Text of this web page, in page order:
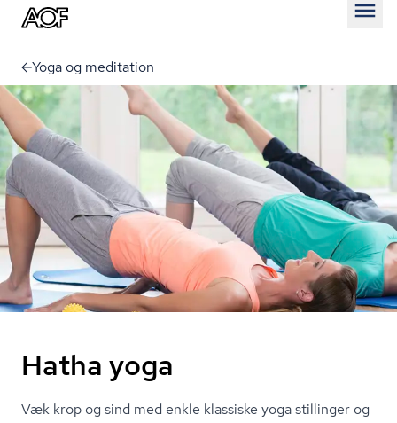
Yoga og meditation
Hatha yoga
Væk krop og sind med enkle klassiske yoga stillinger og